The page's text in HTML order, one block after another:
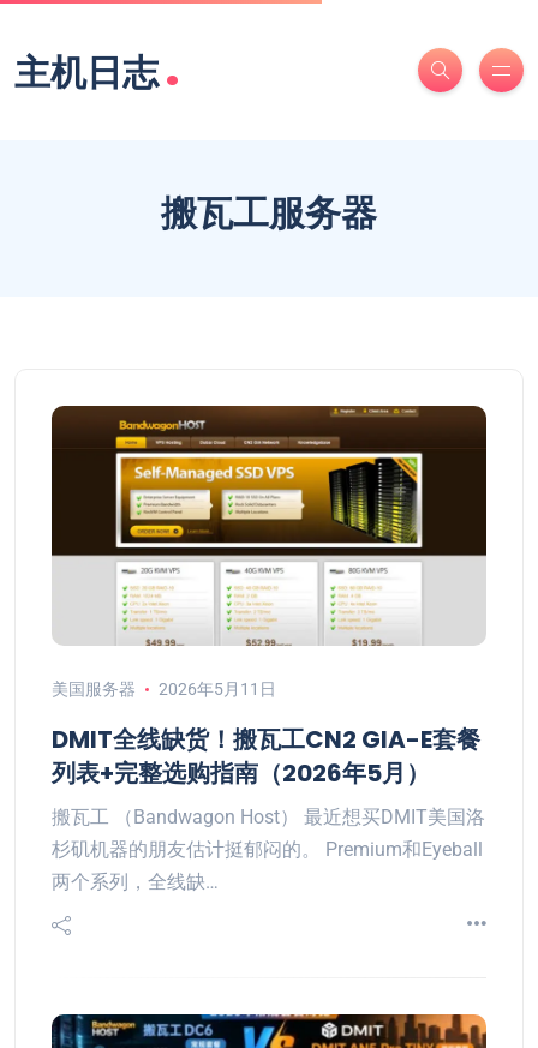
主机日志.
搬瓦工服务器
美国服务器 2026年5月11日
DMIT全线缺货！搬瓦工CN2 GIA-E套餐
列表+完整选购指南（2026年5月）
搬瓦工 （Bandwagon Host） 最近想买DMIT美国洛
杉矶机器的朋友估计挺郁闷的。 Premium和Eyeball
两个系列，全线缺…